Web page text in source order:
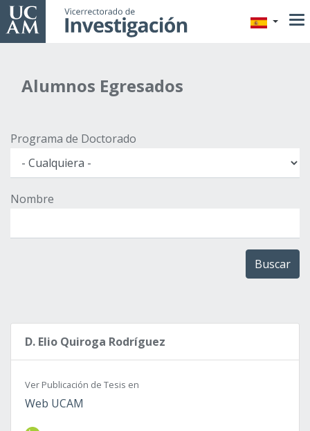
Pasar
al
Alumnos Egresados
Nombre
Programa de Doctorado
D. Elio Quiroga Rodríguez
Ver Publicación de Tesis en
Web UCAM